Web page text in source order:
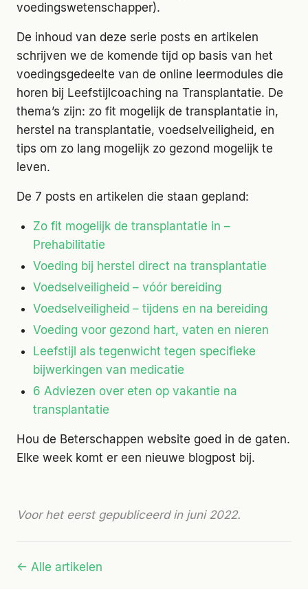
voedingswetenschapper).
De inhoud van deze serie posts en artikelen
schrijven we de komende tijd op basis van het
voedingsgedeelte van de online leermodules die
horen bij Leefstijlcoaching na Transplantatie. De
thema’s zijn: zo fit mogelijk de transplantatie in,
herstel na transplantatie, voedselveiligheid, en
tips om zo lang mogelijk zo gezond mogelijk te
leven.
De 7 posts en artikelen die staan gepland:
Zo fit mogelijk de transplantatie in –
Prehabilitatie
Voeding bij herstel direct na transplantatie
Voedselveiligheid – vóór bereiding
Voedselveiligheid – tijdens en na bereiding
Voeding voor gezond hart, vaten en nieren
Leefstijl als tegenwicht tegen specifieke
bijwerkingen van medicatie
6 Adviezen over eten op vakantie na
transplantatie
Hou de Beterschappen website goed in de gaten.
Elke week komt er een nieuwe blogpost bij.
Voor het eerst gepubliceerd in juni 2022.
← Alle artikelen